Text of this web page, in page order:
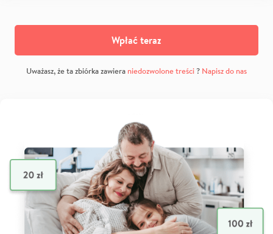
Wpłać teraz
Uważasz, że ta zbiórka zawiera niedozwolone treści? Napisz do nas